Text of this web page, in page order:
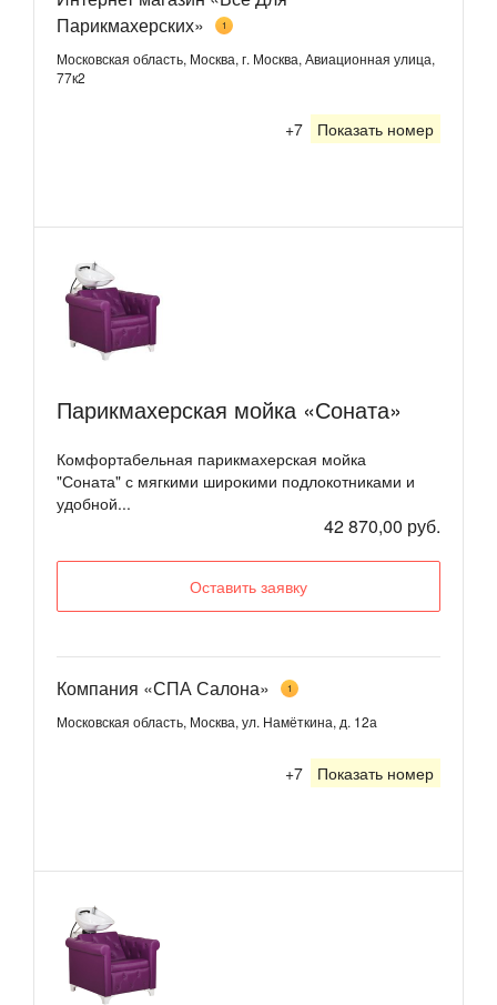
Парикмахерских»
1
Московская область, Москва, г. Москва, Авиационная улица,
77к2
+7 Показать номер
Парикмахерская мойка «Соната»
Комфортабельная парикмахерская мойка
"Соната" с мягкими широкими подлокотниками и
удобной...
42 870,00 руб.
Оставить заявку
Компания «СПА Салона» 1
Московская область, Москва, ул. Намёткина, д. 12а
+7 Показать номер